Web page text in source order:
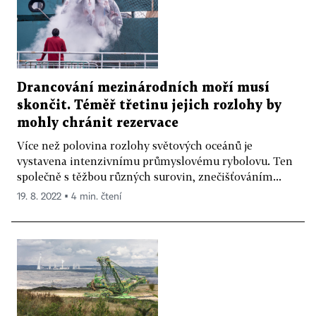
Drancování mezinárodních moří musí
skončit. Téměř třetinu jejich rozlohy by
mohly chránit rezervace
Více než polovina rozlohy světových oceánů je
vystavena intenzivnímu průmyslovému rybolovu. Ten
společně s těžbou různých surovin, znečišťováním...
19. 8. 2022 ▪ 4 min. čtení